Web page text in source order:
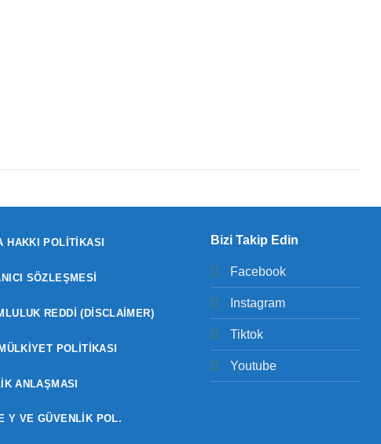
HAKKI POLITIKASI
SÖZLEŞMESI
REDDI (DISCLAIMER)
POLITIKASI
ANLAŞMASI
Y VE GÜVENLIK POL.
Bizi Takip Edin
Facebook
Instagram
Tiktok
Youtube